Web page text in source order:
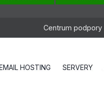
Centrum podpory
HOSTING SERVERY